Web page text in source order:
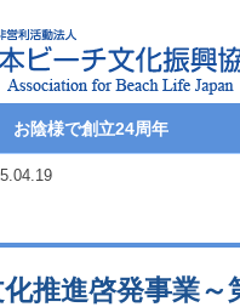
お陰様で創立24周年
推進啓発事業～